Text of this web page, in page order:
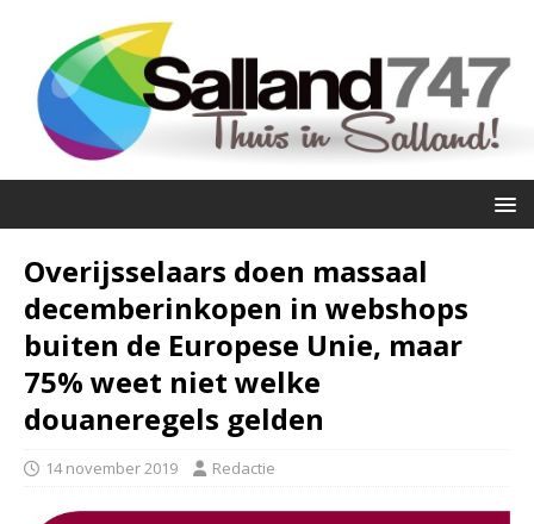
Overijsselaars doen massaal
decemberinkopen in webshops
buiten de Europese Unie, maar
75% weet niet welke
douaneregels gelden
14 november 2019 Redactie